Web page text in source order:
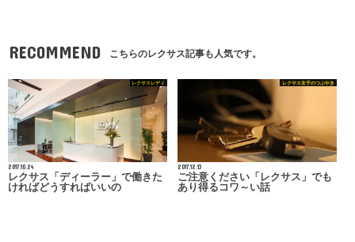
RECOMMEND こちらのレクサス記事も人気です。
レクサスレディ
2017.10.24
レクサス「ディーラー」で働きた
ければどうすればいいの
レクサス女子のつぶやき
2017.12.13
ご注意ください「レクサス」でも
あり得るコワ～い話